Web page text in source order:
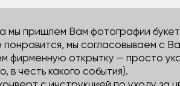
мы пришлем Вам фотографии
понравится, мы согласовываем с
фирменную открытку — просто
в честь какого события).